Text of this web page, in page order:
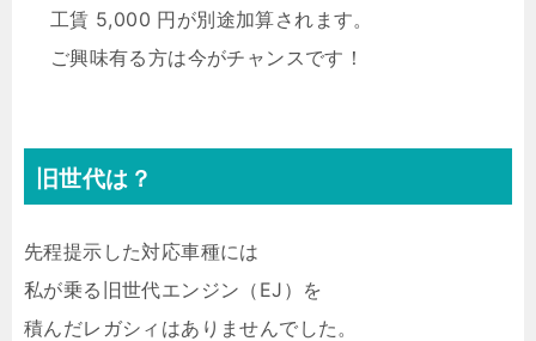
工賃 5,000 円が別途加算されます。
ご興味有る方は今がチャンスです！
旧世代は？
先程提示した対応車種には
私が乗る旧世代エンジン（EJ）を
積んだレガシィはありませんでした。